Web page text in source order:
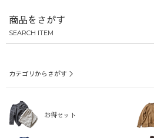
商品をさがす
SEARCH ITEM
カテゴリからさがす ＞
お得セット